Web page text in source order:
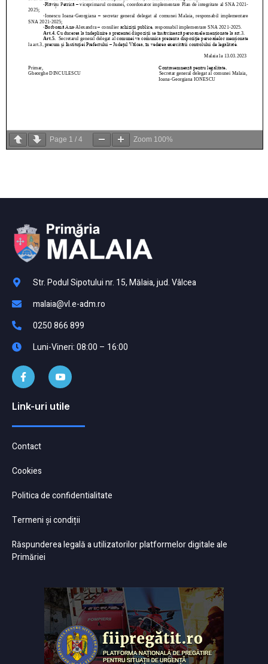
Page 1 / 4 Zoom 100%
Str. Podul Sipotului nr. 15, Mălaia, jud. Vâlcea
malaia@vl.e-adm.ro
0250 866 899
Luni-Vineri: 08:00 – 16:00
Link-uri utile
Contact
Cookies
Politica de confidentialitate
Termeni și condiții
Răspunderea legală a utilizatorilor platformelor digitale ale
Primăriei